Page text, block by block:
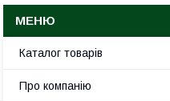
Каталог товарів
Про компанію